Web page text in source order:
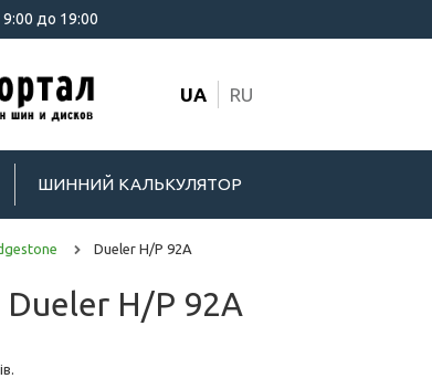
до 19:00
UA RU
ШИННИЙ КАЛЬКУЛЯТОР
Dueler H/P 92A
H/P 92A